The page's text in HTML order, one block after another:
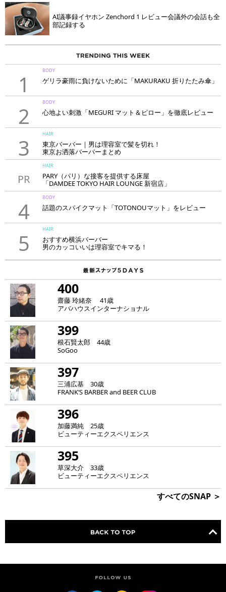
AI議事録イヤホン Zenchord 1 レビュー会議外の会話も全
部記録する
1
BODY
ゲリラ豪雨に負けないために「MAKURAKU 折りたたみ傘」
2
BODY
心地よい刺激「MEGURI マット＆ピロー」を徹底レビュー
3
HAIR
東京バーバー｜男は理容室で髪を切れ！
東京お洒落バーバーまとめ
PR
HAIR
PARY（パリ）な接客を提供する床屋
「DAMDEE TOKYO HAIR LOUNGE 新宿店」
4
BODY
話題のスパイクマット「TOTONOUマット」をレビュー
5
HAIR
おすすめ横浜バーバー
男のカッコいいは理容室でキマる！
400
齋藤 玲緒奈 41歳
アバハウスインターナショナル
399
根石賢太郎 44歳
SoGoo
397
三浦広基 30歳
FRANK‘S BARBER and BEER CLUB
396
加藤満純 25歳
ビューティーエクスペリエンス
395
草深大介 33歳
ビューティーエクスペリエンス
すべてのSNAP ＞